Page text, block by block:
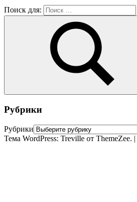
Поиск для:
Рубрики
Рубрики
Тема WordPress: Treville от ThemeZee. |